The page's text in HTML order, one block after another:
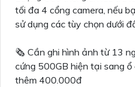
tối đa 4 cổng camera, nếu
sử dụng các tùy chọn dưới
🗞 Cần ghi hình ảnh từ 13
cứng 500GB hiện tại sang
thêm 400.000đ